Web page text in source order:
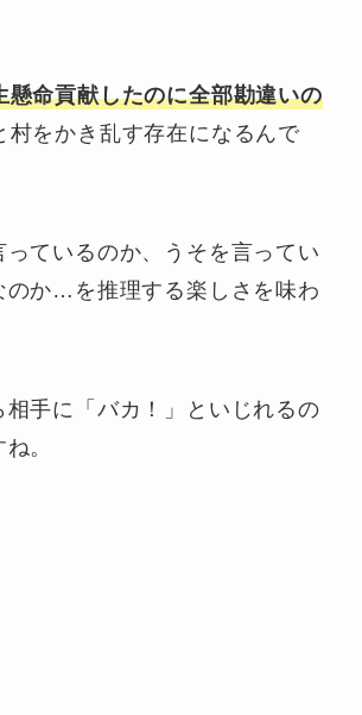
懸命貢献したのに全部勘違いの
をかき乱す存在になるんで
ているのか、うそを言ってい
のか…を推理する楽しさを味わ
相手に「バカ！」といじれるの
。